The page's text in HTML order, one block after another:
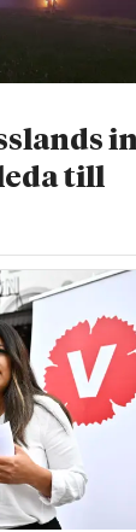
till